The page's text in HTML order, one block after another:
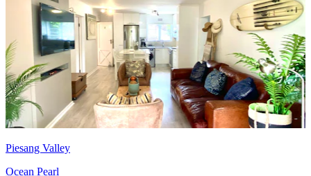
Piesang Valley
Ocean Pearl